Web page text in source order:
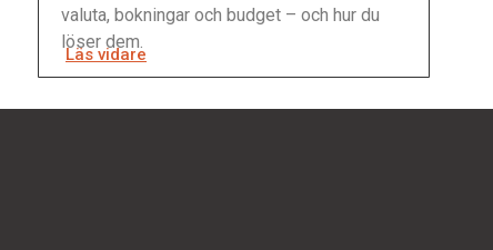
valuta, bokningar och budget – och hur du
löser dem.
Läs vidare